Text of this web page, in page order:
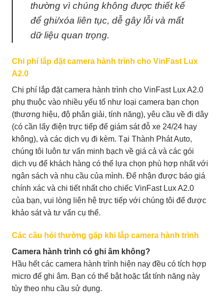
thường vì chúng không được thiết kế
để ghi/xóa liên tục, dễ gây lỗi và mất
dữ liệu quan trọng.
Chi phí lắp đặt camera hành trình cho VinFast Lux
A2.0
Chi phí lắp đặt camera hành trình cho VinFast Lux A2.0
phụ thuộc vào nhiều yếu tố như loại camera bạn chọn
(thương hiệu, độ phân giải, tính năng), yêu cầu về đi dây
(có cần lấy điện trực tiếp để giám sát đỗ xe 24/24 hay
không), và các dịch vụ đi kèm. Tại Thành Phát Auto,
chúng tôi luôn tư vấn minh bạch về giá cả và các gói
dịch vụ để khách hàng có thể lựa chọn phù hợp nhất với
ngân sách và nhu cầu của mình. Để nhận được báo giá
chính xác và chi tiết nhất cho chiếc VinFast Lux A2.0
của bạn, vui lòng liên hệ trực tiếp với chúng tôi để được
khảo sát và tư vấn cụ thể.
Các câu hỏi thường gặp khi lắp camera hành trình
Camera hành trình có ghi âm không?
Hầu hết các camera hành trình hiện nay đều có tích hợp
micro để ghi âm. Bạn có thể bật hoặc tắt tính năng này
tùy theo nhu cầu sử dụng.